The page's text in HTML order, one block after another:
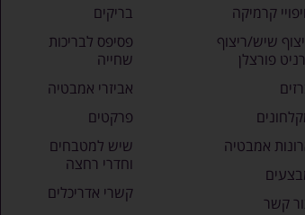
קרמיקה
שיש/ריצוף
פורצלן
אמבטיה
קשר
בריקים
פסיפס לבריכות
שחייה
אביזרי אמבטיה
פרקטים
שיש למטבחים
וחדרי רחצה
קשרי אדריכלים